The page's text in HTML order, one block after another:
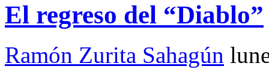
El regreso del “Diablo”
Ramón Zurita Sahagún